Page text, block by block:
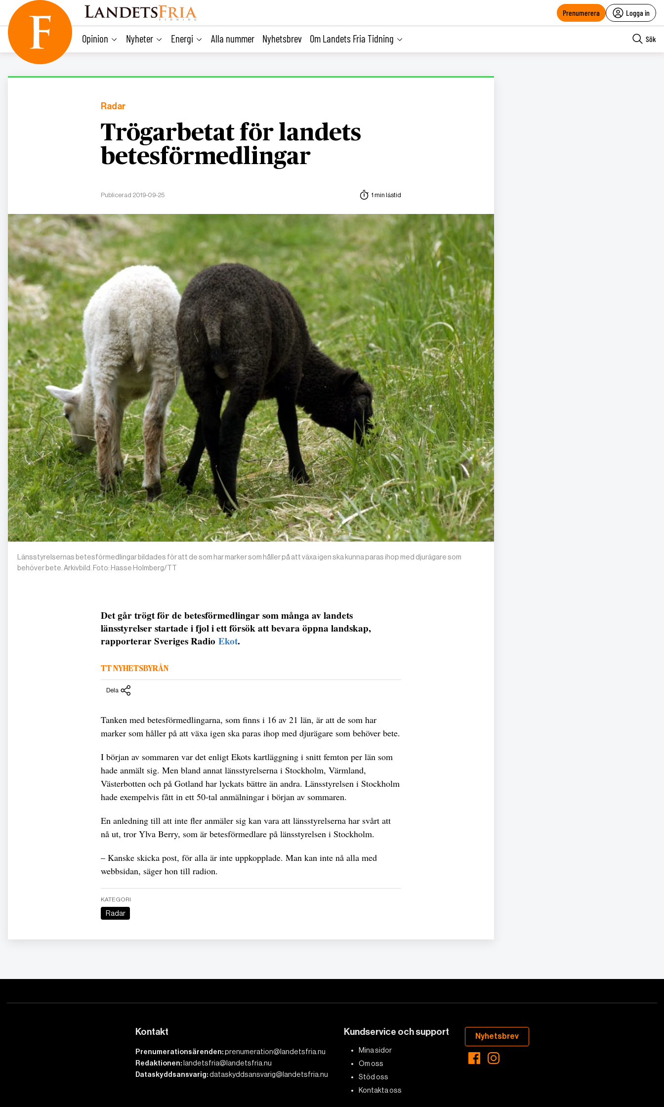
content
Prenumerera Logga in
Opinion Nyheter Energi Alla nummer Nyhetsbrev Om Landets Fria Tidning Sök
Radar
Trögarbetat för landets
betesförmedlingar
Publicerad 2019-09-25 1 min lästid
Länsstyrelsernas betesförmedlingar bildades för att de som har marker som håller på att växa igen ska kunna paras ihop med djurägare som
behöver bete. Arkivbild. Foto: Hasse Holmberg/TT
Det går trögt för de betesförmedlingar som många av landets
länsstyrelser startade i fjol i ett försök att bevara öppna landskap,
rapporterar Sveriges Radio Ekot.
TT NYHETSBYRÅN
Dela
Tanken med betesförmedlingarna, som finns i 16 av 21 län, är att de som har
marker som håller på att växa igen ska paras ihop med djurägare som behöver bete.
I början av sommaren var det enligt Ekots kartläggning i snitt femton per län som
hade anmält sig. Men bland annat länsstyrelserna i Stockholm, Värmland,
Västerbotten och på Gotland har lyckats bättre än andra. Länsstyrelsen i Stockholm
hade exempelvis fått in ett 50-tal anmälningar i början av sommaren.
En anledning till att inte fler anmäler sig kan vara att länsstyrelserna har svårt att
nå ut, tror Ylva Berry, som är betesförmedlare på länsstyrelsen i Stockholm.
– Kanske skicka post, för alla är inte uppkopplade. Man kan inte nå alla med
webbsidan, säger hon till radion.
KATEGORI
Radar
Kontakt
Prenumerationsärenden:prenumeration@landetsfria.nu
Redaktionen: landetsfria@landetsfria.nu
Dataskyddsansvarig:dataskyddsansvarig@landetsfria.nu
Kundservice och support
Mina sidor
Om oss
Stöd oss
Kontakta oss
Nyhetsbrev